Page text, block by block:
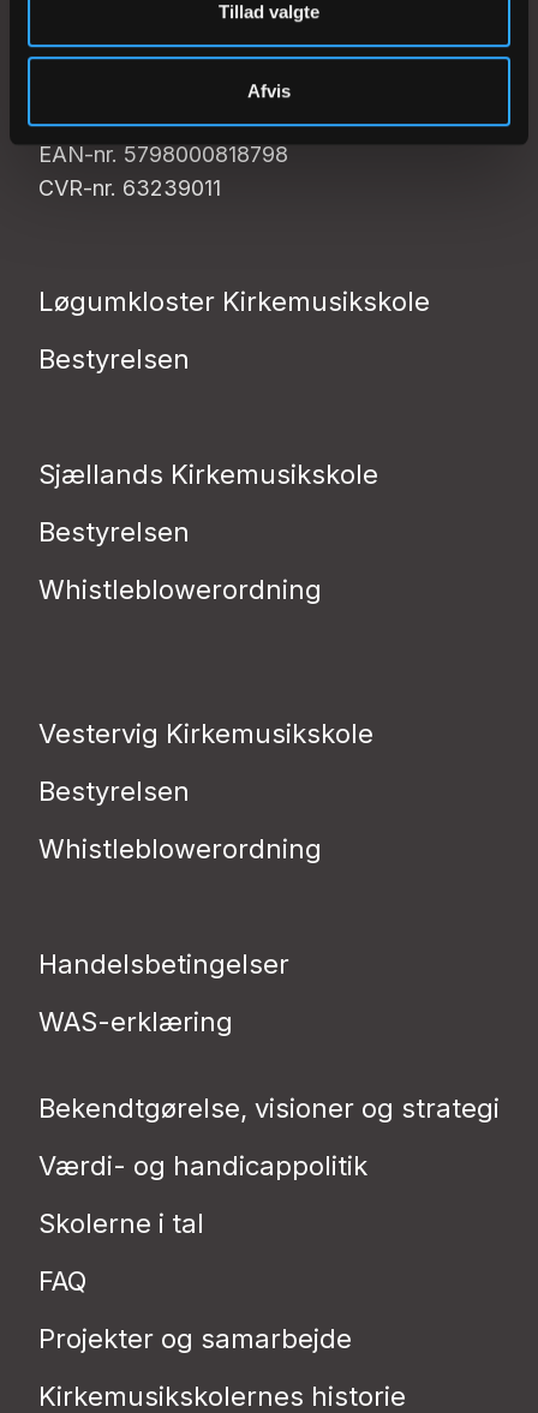
Tillad valgte
Afvis
Vestervig Kirkemusikskole
Tlf. 97 94 16 85
EAN-nr. 5798000818798
CVR-nr. 63239011
Løgumkloster Kirkemusikskole
Bestyrelsen
Sjællands Kirkemusikskole
Bestyrelsen
Whistleblowerordning
Vestervig Kirkemusikskole
Bestyrelsen
Whistleblowerordning
Handelsbetingelser
WAS-erklæring
Bekendtgørelse, visioner og strategi
Værdi- og handicappolitik
Skolerne i tal
FAQ
Projekter og samarbejde
Kirkemusikskolernes historie